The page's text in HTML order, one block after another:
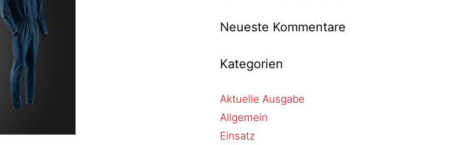
Neueste Kommentare
Kategorien
Aktuelle Ausgabe
Allgemein
Einsatz